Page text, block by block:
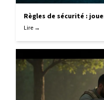
Règles de sécurité :
Lire →